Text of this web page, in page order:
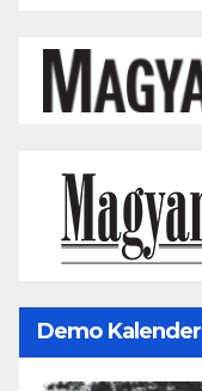
Demo Kalender